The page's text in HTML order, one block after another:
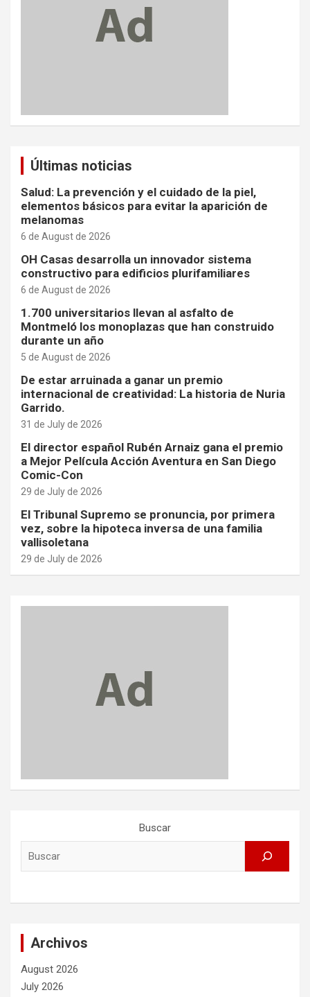
Últimas noticias
Salud: La prevención y el cuidado de la piel,
elementos básicos para evitar la aparición de
melanomas
6 de August de 2026
OH Casas desarrolla un innovador sistema
constructivo para edificios plurifamiliares
6 de August de 2026
1.700 universitarios llevan al asfalto de
Montmeló los monoplazas que han construido
durante un año
5 de August de 2026
De estar arruinada a ganar un premio
internacional de creatividad: La historia de Nuria
Garrido.
31 de July de 2026
El director español Rubén Arnaiz gana el premio
a Mejor Película Acción Aventura en San Diego
Comic-Con
29 de July de 2026
El Tribunal Supremo se pronuncia, por primera
vez, sobre la hipoteca inversa de una familia
vallisoletana
29 de July de 2026
Buscar
Archivos
August 2026
July 2026